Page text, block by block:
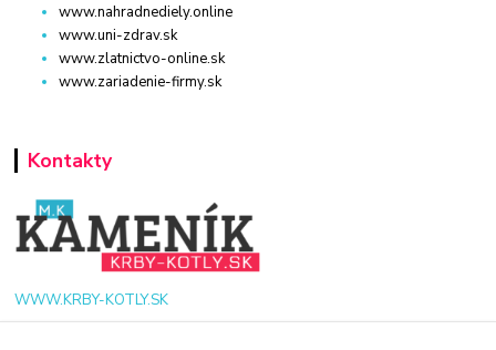
www.nahradnediely.online
www.uni-zdrav.sk
www.zlatnictvo-online.sk
www.zariadenie-firmy.sk
Kontakty
WWW.KRBY-KOTLY.SK